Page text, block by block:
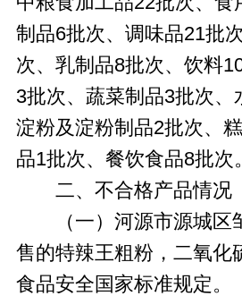
制品6批次、调味品21批
次、乳制品8批次、饮料
3批次、蔬菜制品3批次、
淀粉及淀粉制品2批次、
品1批次、餐饮食品8批次。
二、不合格产品情况
（一）河源市源城区
售的特辣王粗粉，二氧化
食品安全国家标准规定。